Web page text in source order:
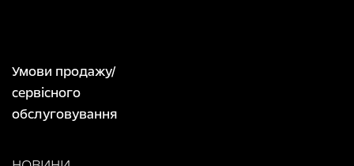
Умови продажу/
сервісного
обслуговування